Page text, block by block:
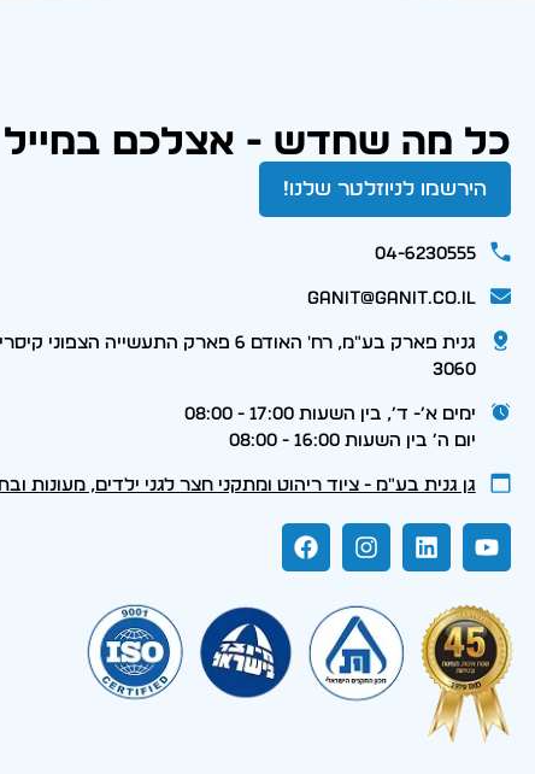
כל מה שחדש - אצלכם במייל
הירשמו לניוזלטר שלנו!
04-6230555
ganit@ganit.co.il
גנית פארק בע"מ, רח' האודם 6 פארק התעשייה
3060
ימים א׳- ד׳, בין השעות 17:00 - 08:00
יום ה׳ בין השעות 16:00 - 08:00
גן גנית בע״מ - ציוד ריהוט ומתקני חצר לגני ילדים, מעונות